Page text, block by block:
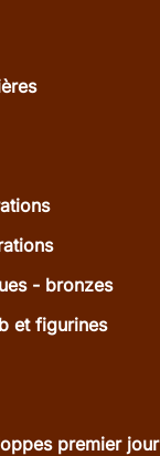
- bronzes
et figurines
premier jour